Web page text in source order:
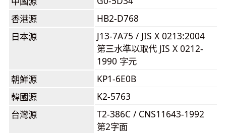
香港源
HB2-D768
日本源
J13-7A75 / JIS X 0213:2004
第三水準以取代 JIS X 0212-
1990 字元
朝鮮源
KP1-6E0B
韓國源
K2-5763
台灣源
T2-386C / CNS11643-1992
第2字面